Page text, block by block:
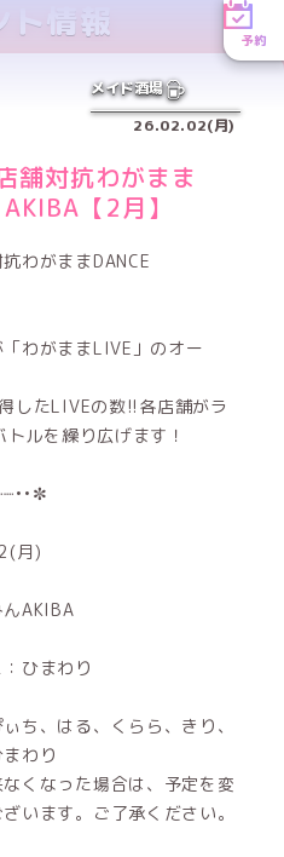
予約
メイド酒場
ト情報
26.02.02(月)
舗対抗わがまま
【2月】
わがままDANCE
わがままLIVE」のオー
したLIVEの数!!各店舗がラ
ルを繰り広げます！
月)
AKIBA
ひまわり
ち、はる、くらら、きり、
わり
くなった場合は、予定を変
います。ご了承ください。